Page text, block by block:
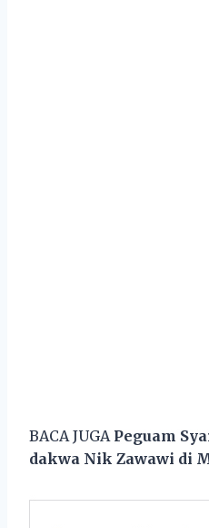
BACA JUGA Peguam
dakwa Nik Zawawi di